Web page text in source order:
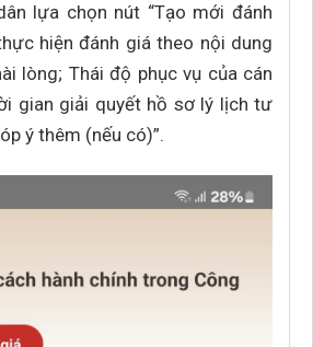
lựa chọn nút “Tạo mới đánh
hiện đánh giá theo nội dung
lòng; Thái độ phục vụ của cán
gian giải quyết hồ sơ lý lịch tư
ý thêm (nếu có)”.